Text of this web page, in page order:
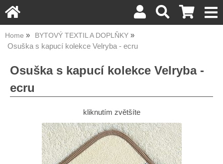
Home BYTOVÝ TEXTIL A DOPLŇKY
Osuška s kapucí kolekce Velryba - ecru
Osuška s kapucí kolekce Velryba -
ecru
kliknutím zvětšíte